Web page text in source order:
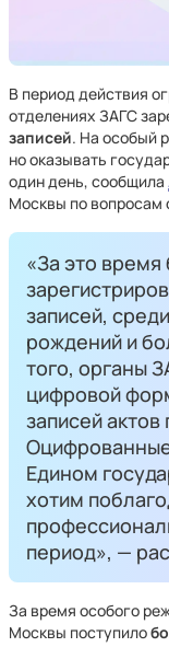
В период действия
отделениях ЗАГС
записей. На особый
но оказывать
один день, сообщила
Москвы по вопросам
«За это
записей,
рождений и
того, органы
цифровой
записей
Едином
хотим
период», —
За время особого
Москвы поступило